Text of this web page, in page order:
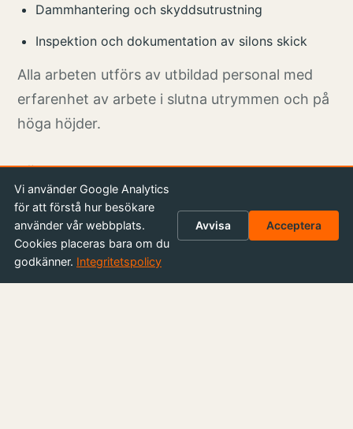
Dammhantering och skyddsutrustning
Inspektion och dokumentation av silons skick
Alla arbeten utförs av utbildad personal med
erfarenhet av arbete i slutna utrymmen och på
höga höjder.
Förebygg problem med regelbunden
rengöring
Silor som inte rengörs i tid riskerar
igensättning, korrosion, minskad
lagringskapacitet och till och med
Vi använder Google Analytics
för att förstå hur besökare
använder vår webbplats.
Cookies placeras bara om du
godkänner. Integritetspolicy
Avvisa Acceptera